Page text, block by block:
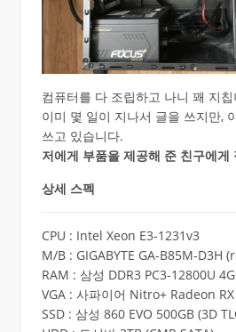
컴퓨터를 다 조립하고 나니 꽤 지칩
이미 몇 일이 지나서 글을 쓰지만,
쓰고 있습니다.
저에게 부품을 제공해 준 친구에게
상세 스펙
CPU : Intel Xeon E3-1231v3
M/B : GIGABYTE GA-B85M-D3H
RAM : 삼성 DDR3 PC3-12800U
VGA : 사파이어 Nitro+ Radeon
SSD : 삼성 860 EVO 500GB (3D